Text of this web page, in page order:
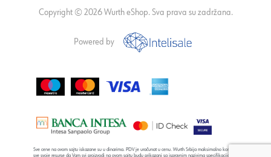
Copyright © 2026 Wurth eShop. Sva prava su zadržana.
Powered by
Sve cene na ovom sajtu iskazane su u dinarima. PDV je uračunat u cenu. Wurth Srbija maksimalno koristi
sve svoje resurse da Vam svi proizvodi na ovom sajtu budu prikazani sa ispravnim nazivima specifikacija,